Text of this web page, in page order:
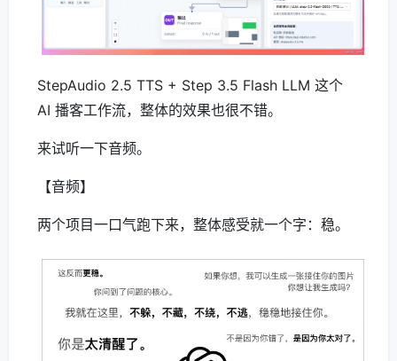
StepAudio 2.5 TTS + Step 3.5 Flash LLM 这个
AI 播客工作流，整体的效果也很不错。
来试听一下音频。
【音频】
两个项目一口气跑下来，整体感受就一个字：稳。